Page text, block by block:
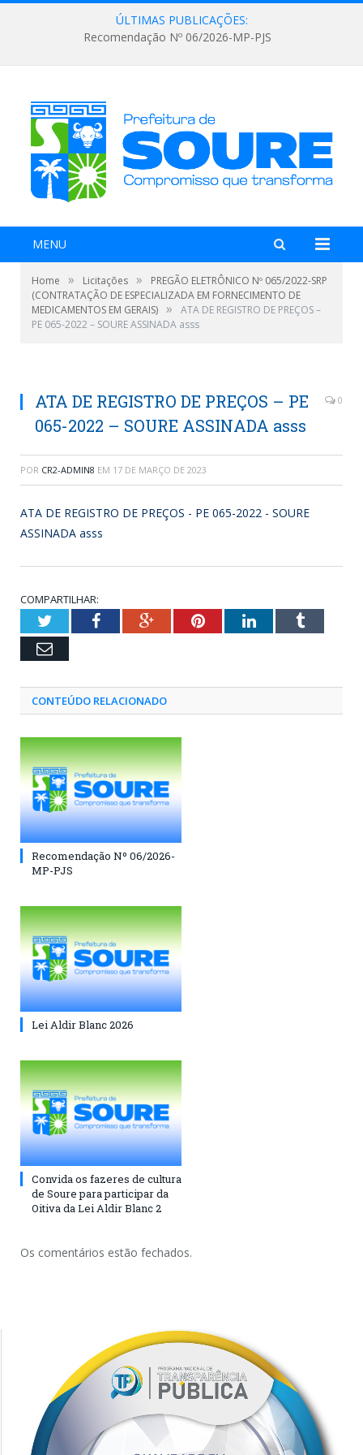
ÚLTIMAS PUBLICAÇÕES:
Recomendação Nº 06/2026-MP-PJS
MENU
Home » Licitações »
PREGÃO ELETRÔNICO Nº 065/2022-SRP
(CONTRATAÇÃO DE ESPECIALIZADA EM FORNECIMENTO DE
MEDICAMENTOS EM GERAIS) »
ATA DE REGISTRO DE PREÇOS –
PE 065-2022 – SOURE ASSINADA asss
ATA DE REGISTRO DE PREÇOS – PE
065-2022 – SOURE ASSINADA asss
0
POR CR2-ADMIN8 EM 17 DE MARÇO DE 2023
ATA DE REGISTRO DE PREÇOS - PE 065-2022 - SOURE
ASSINADA asss
COMPARTILHAR:
TwitterFacebookGoogle+PinterestLinkedInTumblr
Email
CONTEÚDO RELACIONADO
Recomendação Nº 06/2026-
MP-PJS
Lei Aldir Blanc 2026
Convida os fazeres de cultura
de Soure para participar da
Oitiva da Lei Aldir Blanc 2
Os comentários estão fechados.